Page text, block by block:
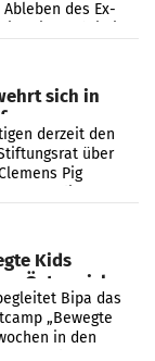
des Ex-
sich in
derzeit den
über
Pig
Kids
Österreichs
Bipa das
„Bewegte
in den